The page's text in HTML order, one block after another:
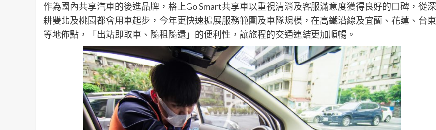
作為國內共享汽車的後進品牌，格上Go Smart共享車以重視清消及客服滿意度獲得良好的口碑，從深
耕雙北及桃園都會用車起步，今年更快速擴展服務範圍及車隊規模，在高鐵沿線及宜蘭、花蓮、台東
等地佈點，「出站即取車、隨租隨還」的便利性，讓旅程的交通連結更加順暢。